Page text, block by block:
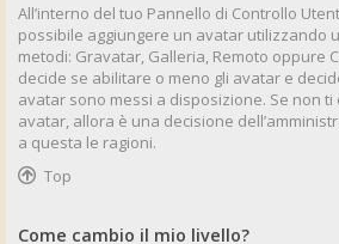
All’interno del tuo Pannello di Controllo
possibile aggiungere un avatar utilizzando
metodi: Gravatar, Galleria, Remoto oppure
decide se abilitare o meno gli avatar e
avatar sono messi a disposizione. Se non ti
avatar, allora è una decisione
a questa le ragioni.
Top
Come cambio il mio livello?